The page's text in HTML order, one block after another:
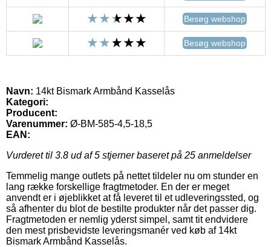
Besøg webshop
Besøg webshop
Navn: 14kt Bismark Armbånd Kasselås
Kategori:
Producent:
Varenummer: Ø-BM-585-4,5-18,5
EAN:
Vurderet til 3.8 ud af 5 stjerner baseret på 25 anmeldelser
Temmelig mange outlets på nettet tildeler nu om stunder en
lang række forskellige fragtmetoder. En der er meget
anvendt er i øjeblikket at få leveret til et udleveringssted, og
så afhenter du blot de bestilte produkter når det passer dig.
Fragtmetoden er nemlig yderst simpel, samt tit endvidere
den mest prisbevidste leveringsmanér ved køb af 14kt
Bismark Armbånd Kasselås.